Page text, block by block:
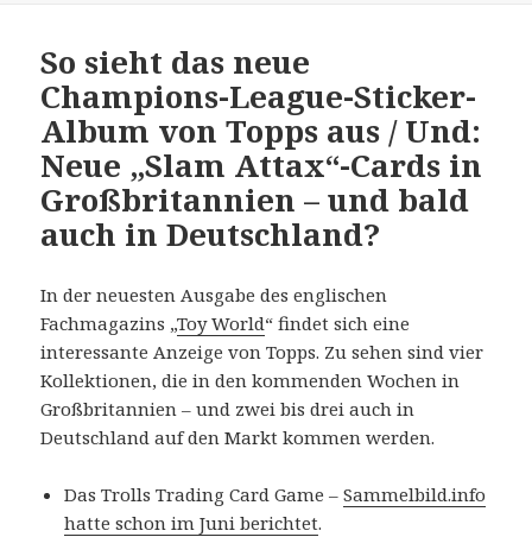
So sieht das neue
Champions-League-Sticker-
Album von Topps aus / Und:
Neue „Slam Attax“-Cards in
Großbritannien – und bald
auch in Deutschland?
In der neuesten Ausgabe des englischen
Fachmagazins „Toy World“ findet sich eine
interessante Anzeige von Topps. Zu sehen sind vier
Kollektionen, die in den kommenden Wochen in
Großbritannien – und zwei bis drei auch in
Deutschland auf den Markt kommen werden.
Das Trolls Trading Card Game –Sammelbild.info
hatte schon im Juni berichtet.